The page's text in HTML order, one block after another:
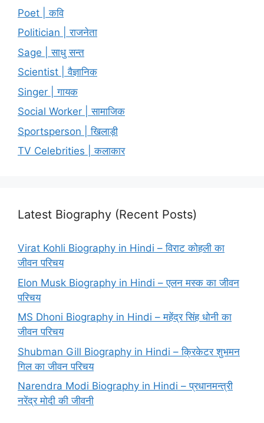
Poet | कवि
Politician | राजनेता
Sage | साधु सन्त
Scientist | वैज्ञानिक
Singer | गायक
Social Worker | सामाजिक
Sportsperson | खिलाड़ी
TV Celebrities | कलाकार
Latest Biography (Recent Posts)
Virat Kohli Biography in Hindi – विराट कोहली का
जीवन परिचय
Elon Musk Biography in Hindi – एलन मस्क का जीवन
परिचय
MS Dhoni Biography in Hindi – महेंद्र सिंह धोनी का
जीवन परिचय
Shubman Gill Biography in Hindi – क्रिकेटर शुभमन
गिल का जीवन परिचय
Narendra Modi Biography in Hindi – प्रधानमन्त्री
नरेंद्र मोदी की जीवनी